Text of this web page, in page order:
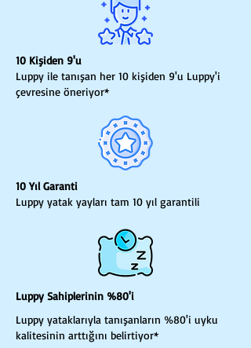
10 Kişiden 9'u
Luppy ile tanışan her 10 kişiden 9'u Luppy'i
çevresine öneriyor*
10 Yıl Garanti
Luppy yatak yayları tam 10 yıl garantili
Luppy Sahiplerinin %80'i
Luppy yataklarıyla tanışanların %80'i uyku
kalitesinin arttığını belirtiyor*